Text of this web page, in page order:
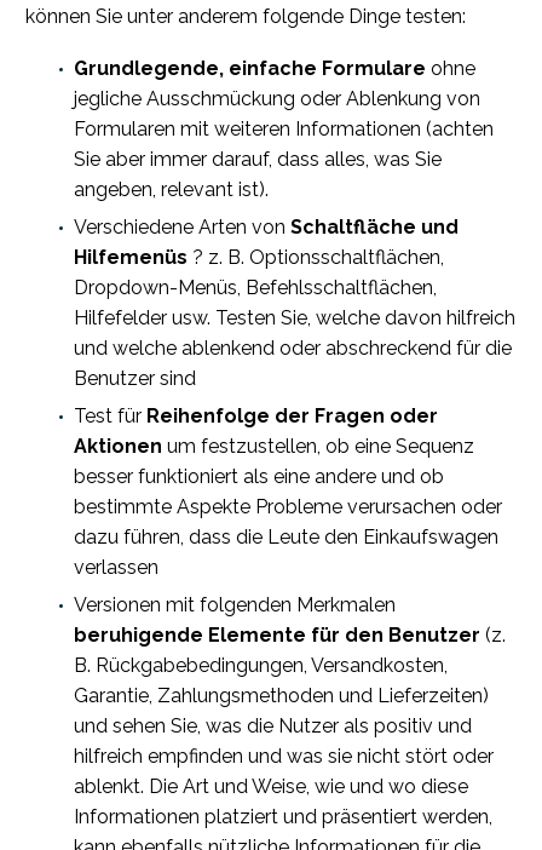
können Sie unter anderem folgende Dinge testen:
Grundlegende, einfache Formulare ohne
jegliche Ausschmückung oder Ablenkung von
Formularen mit weiteren Informationen (achten
Sie aber immer darauf, dass alles, was Sie
angeben, relevant ist).
Verschiedene Arten von Schaltfläche und
Hilfemenüs ? z. B. Optionsschaltflächen,
Dropdown-Menüs, Befehlsschaltflächen,
Hilfefelder usw. Testen Sie, welche davon hilfreich
und welche ablenkend oder abschreckend für die
Benutzer sind
Test für Reihenfolge der Fragen oder
Aktionen um festzustellen, ob eine Sequenz
besser funktioniert als eine andere und ob
bestimmte Aspekte Probleme verursachen oder
dazu führen, dass die Leute den Einkaufswagen
verlassen
Versionen mit folgenden Merkmalen
beruhigende Elemente für den Benutzer (z.
B. Rückgabebedingungen, Versandkosten,
Garantie, Zahlungsmethoden und Lieferzeiten)
und sehen Sie, was die Nutzer als positiv und
hilfreich empfinden und was sie nicht stört oder
ablenkt. Die Art und Weise, wie und wo diese
Informationen platziert und präsentiert werden,